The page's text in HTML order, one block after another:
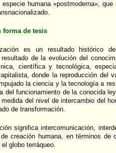
humana «postmoderna»,
forma de tesis
es un resultado histórico
de la evolución del
científica y tecnológica,
donde la reproducción del
la ciencia y la tecnología a
del funcionamiento de la conocida
del nivel de intercambio del
de transformación.
significa intercomunicación,
creación humana, en términos de
globo terráqueo.